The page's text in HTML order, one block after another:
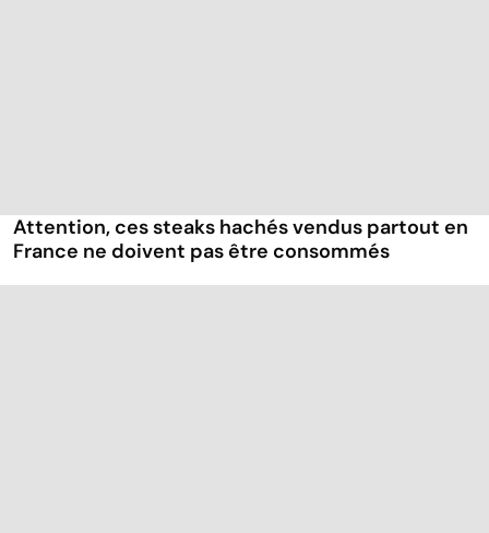
Attention, ces steaks hachés vendus partout en
France ne doivent pas être consommés